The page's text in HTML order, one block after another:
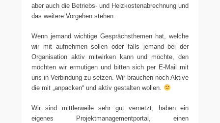
aber auch die Betriebs- und Heizkostenabrechnung und
das weitere Vorgehen stehen.
Wenn jemand wichtige Gesprächsthemen hat, welche
wir mit aufnehmen sollen oder falls jemand bei der
Organisation aktiv mitwirken kann und möchte, den
möchten wir ermutigen und bitten sich per E-Mail mit
uns in Verbindung zu setzen. Wir brauchen noch Aktive
die mit „anpacken“ und aktiv gestalten wollen.
Wir sind mittlerweile sehr gut vernetzt, haben ein
eigenes Projektmanagementportal, einen